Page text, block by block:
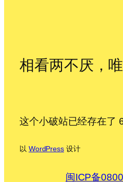
相看两不厌，唯
这个小破站已经存在了
以 WordPress设计
闽ICP备